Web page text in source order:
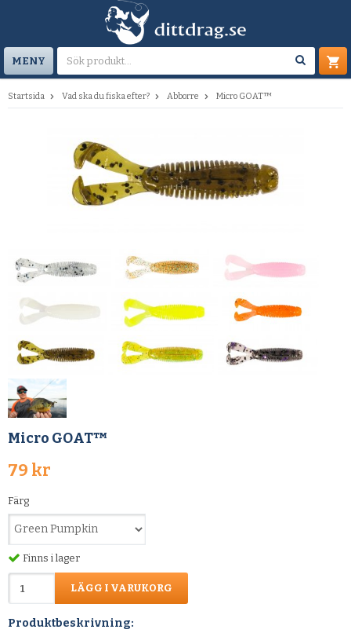
MENY
Startsida Vad ska du fiska efter? Abborre Micro GOAT™
Micro GOAT™
79 kr
Färg
Finns i lager
LÄGG I VARUKORG
Produktbeskrivning: